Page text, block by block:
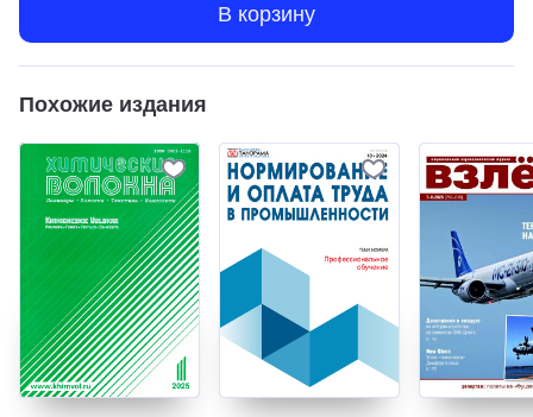
В корзину
Похожие издания